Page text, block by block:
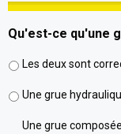
Qu'est-ce qu'une
Les deux sont
Une grue
Une grue